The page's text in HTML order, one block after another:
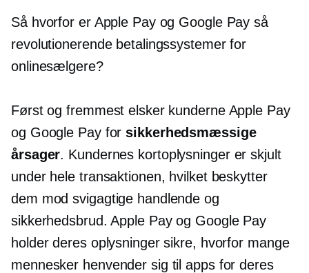
Så hvorfor er Apple Pay og Google Pay så
revolutionerende betalingssystemer for
onlinesælgere?
Først og fremmest elsker kunderne Apple Pay
og Google Pay forsikkerhedsmæssige
årsager. Kundernes kortoplysninger er skjult
under hele transaktionen, hvilket beskytter
dem mod svigagtige handlende og
sikkerhedsbrud. Apple Pay og Google Pay
holder deres oplysninger sikre, hvorfor mange
mennesker henvender sig til apps for deres